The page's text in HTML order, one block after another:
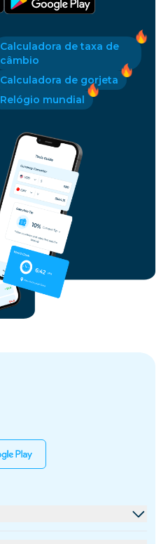
Calculadora de taxa de
câmbio
Calculadora de gorjeta
Relógio mundial